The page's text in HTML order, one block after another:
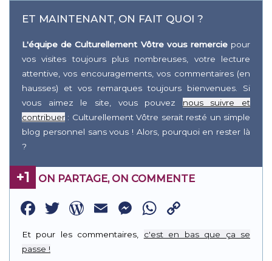
ET MAINTENANT, ON FAIT QUOI ?
L'équipe de Culturellement Vôtre vous remerciepour
vos visites toujours plus nombreuses, votre lecture
attentive, vos encouragements, vos commentaires (en
hausses) et vos remarques toujours bienvenues. Si
vous aimez le site, vous pouvez nous suivre et
contribuer : Culturellement Vôtre serait resté un simple
blog personnel sans vous ! Alors, pourquoi en rester là
?
+1 ON PARTAGE, ON COMMENTE
Facebook
Twitter
WordPress
EmailMessenger
WhatsApp
Link
Et pour les commentaires, c'est en bas que ça se
passe !